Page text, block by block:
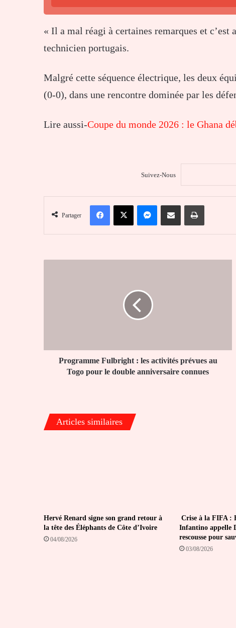
« Il a mal réagi à certaines remarques et
technicien portugais.
Malgré cette séquence électrique, les deux
(0-0), dans une rencontre dominée par les
Lire aussi-Coupe du monde 2026 : le Ghana
Suivez-Nous
Partager
FacebookX MessengerPartager par email Imprimer
pour
Programme Fulbright : les activités prévues au
Togo pour le double anniversaire connues
Articles similaires
Hervé Renard signe son grand retour à
la tête des Éléphants de Côte d’Ivoire
04/08/2026
Crise à la FIFA :
Infantino appelle
rescousse pour
03/08/2026